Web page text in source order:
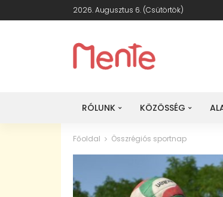
2026. Augusztus 6. (csütörtök)
RÓLUNK KÖZÖSSÉG
Főoldal Összrégiós sportnap